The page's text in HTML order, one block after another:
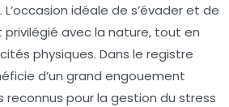
idéale de s’évader et de
avec la nature, tout en
physiques. Dans le registre
d’un grand engouement
pour la gestion du stress